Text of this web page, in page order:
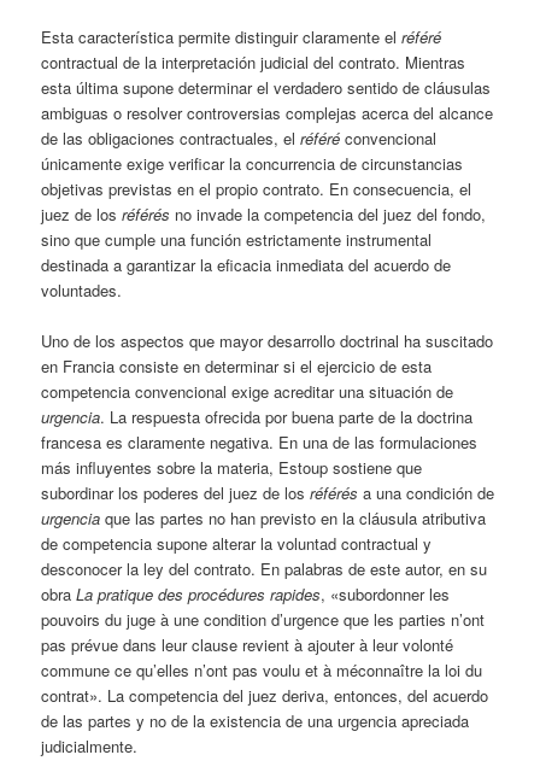
Esta característica permite distinguir claramente elréféré
contractual de la interpretación judicial del contrato. Mientras
esta última supone determinar el verdadero sentido de cláusulas
ambiguas o resolver controversias complejas acerca del alcance
de las obligaciones contractuales, elréféré convencional
únicamente exige verificar la concurrencia de circunstancias
objetivas previstas en el propio contrato. En consecuencia, el
juez de losréférés no invade la competencia del juez del fondo,
sino que cumple una función estrictamente instrumental
destinada a garantizar la eficacia inmediata del acuerdo de
voluntades.
Uno de los aspectos que mayor desarrollo doctrinal ha suscitado
en Francia consiste en determinar si el ejercicio de esta
competencia convencional exige acreditar una situación de
urgencia. La respuesta ofrecida por buena parte de la doctrina
francesa es claramente negativa. En una de las formulaciones
más influyentes sobre la materia, Estoup sostiene que
subordinar los poderes del juez de losréférés a una condición de
urgencia que las partes no han previsto en la cláusula atributiva
de competencia supone alterar la voluntad contractual y
desconocer la ley del contrato. En palabras de este autor, en su
obraLa pratique des procédures rapides, «subordonner les
pouvoirs du juge à une condition d’urgence que les parties n’ont
pas prévue dans leur clause revient à ajouter à leur volonté
commune ce qu’elles n’ont pas voulu et à méconnaître la loi du
contrat». La competencia del juez deriva, entonces, del acuerdo
de las partes y no de la existencia de una urgencia apreciada
judicialmente.